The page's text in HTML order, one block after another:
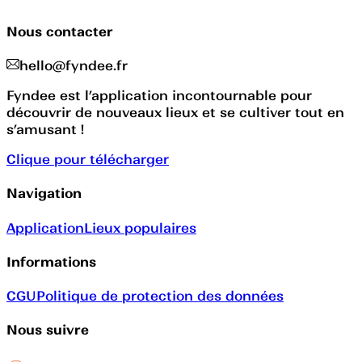
Nous contacter
hello@fyndee.fr
Fyndee est l’application incontournable pour
découvrir de nouveaux lieux et se cultiver tout en
s’amusant !
Clique pour télécharger
Navigation
ApplicationLieux populaires
Informations
CGUPolitique de protection des données
Nous suivre